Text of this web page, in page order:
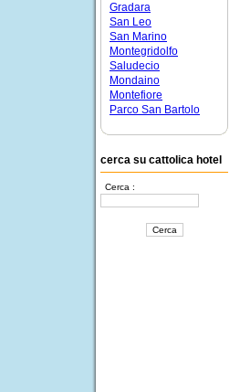
Gradara
San Leo
San Marino
Montegridolfo
Saludecio
Mondaino
Montefiore
Parco San Bartolo
cerca su cattolica hotel
Cerca :